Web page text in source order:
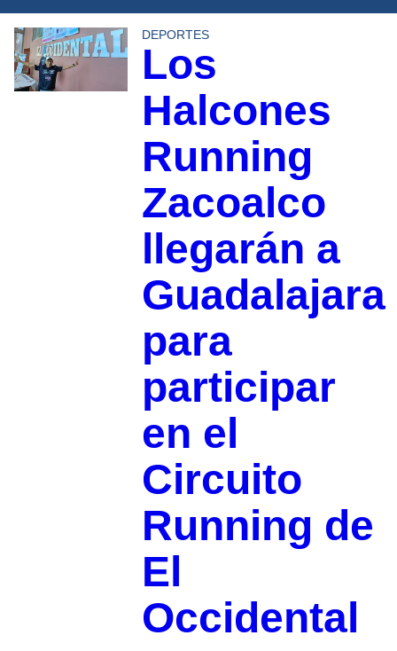
DEPORTES
Los
Halcones
Running
Zacoalco
llegarán a
Guadalajara
para
participar
en el
Circuito
Running de
El
Occidental